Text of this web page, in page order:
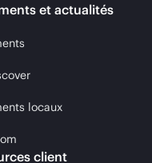
et actualités
locaux
client